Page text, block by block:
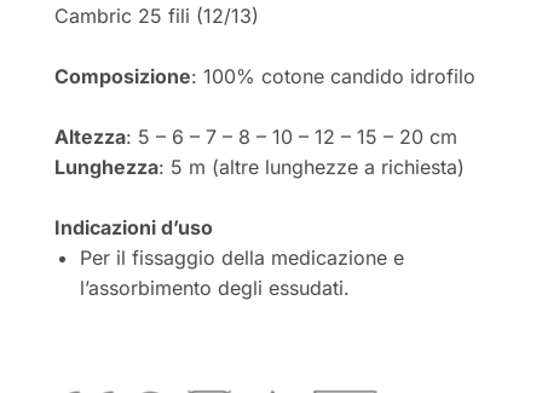
Cambric 25 fili (12/13)
Composizione: 100% cotone candido idrofilo
Altezza: 5 – 6 – 7 – 8 – 10 – 12 – 15 – 20 cm
Lunghezza: 5 m (altre lunghezze a richiesta)
Indicazioni d’uso
Per il fissaggio della medicazione e
l’assorbimento degli essudati.